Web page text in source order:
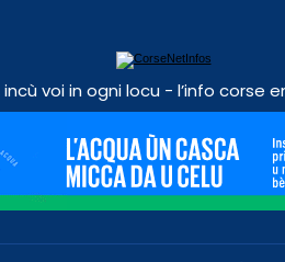
incù voi in ogni locu - l’info corse